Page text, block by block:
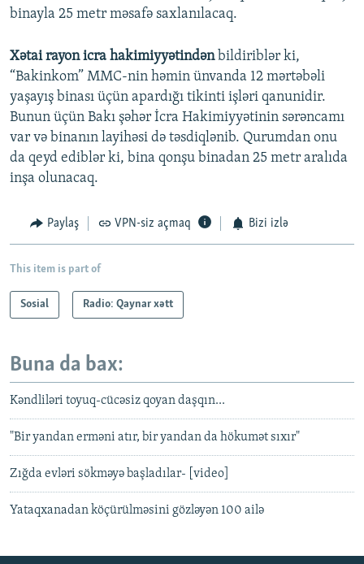
binayla 25 metr məsafə saxlanılacaq.
Xətai rayon icra hakimiyyətindənbildiriblər ki,
“Bakinkom” MMC-nin həmin ünvanda 12 mərtəbəli
yaşayış binası üçün apardığı tikinti işləri qanunidir.
Bunun üçün Bakı şəhər İcra Hakimiyyətinin sərəncamı
var və binanın layihəsi də təsdiqlənib. Qurumdan onu
da qeyd ediblər ki, bina qonşu binadan 25 metr aralıda
inşa olunacaq.
Paylaş VPN-siz açmaq Bizi izlə
This item is part of
Sosial Radio: Qaynar xətt
Buna da bax:
Kəndliləri toyuq-cücəsiz qoyan daşqın...
"Bir yandan erməni atır, bir yandan da hökumət sıxır"
Zığda evləri sökməyə başladılar- [video]
Yataqxanadan köçürülməsini gözləyən 100 ailə